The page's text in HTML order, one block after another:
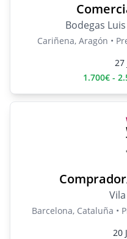
Bodegas
Cariñena, Aragón •
27
1.700€ -
Barcelona, Cataluña •
20